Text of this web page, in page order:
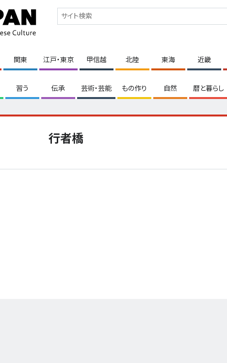
関東 江戸・東京 甲信越 北陸 東海 近畿
習う 伝承 芸術・芸能 もの作り 自然 暦と暮らし
行者橋